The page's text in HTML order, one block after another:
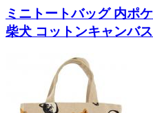
ミニトートバッグ 内ポ
柴犬 コットンキャンバ